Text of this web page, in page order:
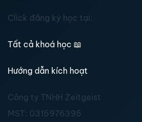
Click đăng ký học tại:
Tất cả khoá học 📖
Hướng dẫn kích hoạt
Công ty TNHH Zeitgeist
MST: 0315976395